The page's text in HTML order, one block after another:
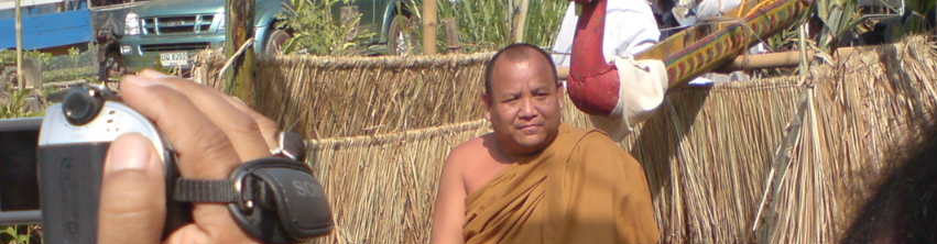
DSC05113